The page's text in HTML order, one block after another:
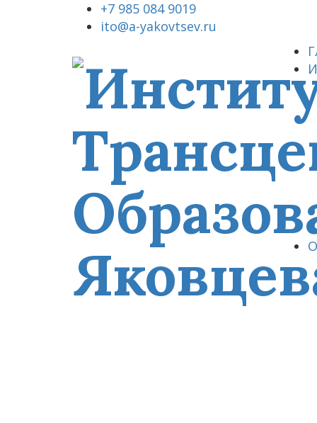
+7 985 084 9019
ito@a-yakovtsev.ru